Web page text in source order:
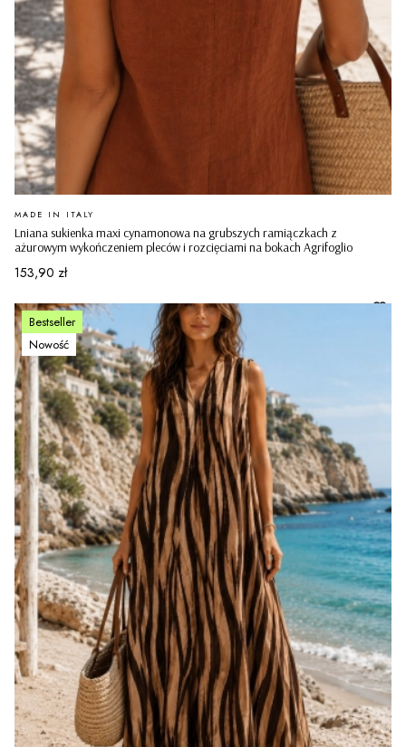
Lniana sukienka maxi cynamonowa na grubszych ramiączkach z
ażurowym wykończeniem pleców i rozcięciami na bokach Agrifoglio
PRODUCENT
MADE IN ITALY
Cena
153,90 zł
Bestseller
Nowość